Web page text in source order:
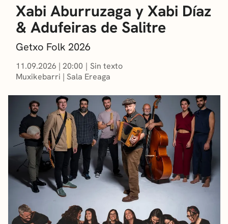
Xabi Aburruzaga y Xabi Díaz
& Adufeiras de Salitre
Getxo Folk 2026
11.09.2026 | 20:00
Sin texto
Muxikebarri | Sala Ereaga